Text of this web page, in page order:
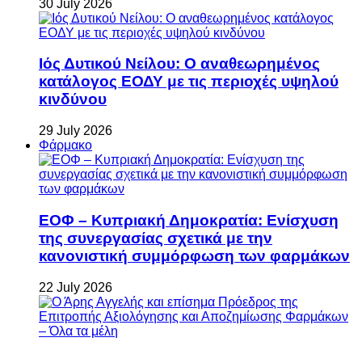
30 July 2026
Ιός Δυτικού Νείλου: Ο αναθεωρημένος
κατάλογος ΕΟΔΥ με τις περιοχές υψηλού
κινδύνου
29 July 2026
Φάρμακο
ΕΟΦ – Κυπριακή Δημοκρατία: Ενίσχυση
της συνεργασίας σχετικά με την
κανονιστική συμμόρφωση των φαρμάκων
22 July 2026